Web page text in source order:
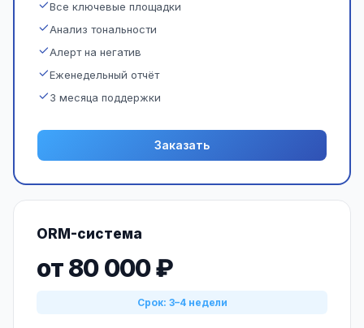
Все ключевые площадки
Анализ тональности
Алерт на негатив
Еженедельный отчёт
3 месяца поддержки
Заказать
ORM-система
от 80 000 ₽
Срок: 3–4 недели